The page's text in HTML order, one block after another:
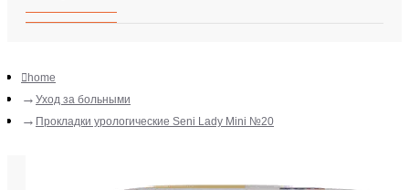
home
Уход за больными
Прокладки урологические Seni Lady Mini №20